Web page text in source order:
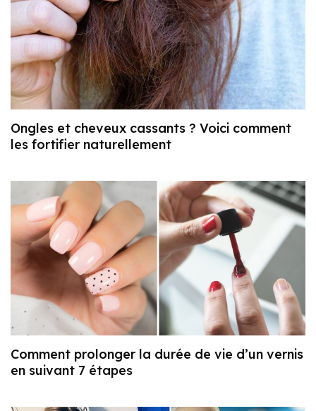
Ongles et cheveux cassants ? Voici comment
les fortifier naturellement
Comment prolonger la durée de vie d’un vernis
en suivant 7 étapes